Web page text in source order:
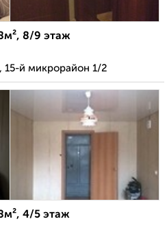
8/9 этаж
15-й микрорайон 1/2
4/5 этаж